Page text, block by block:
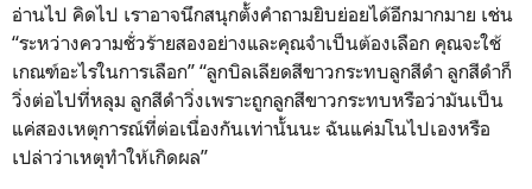
อ่านไป คิดไป เราอาจนึกสนุกตั้งคำถามยิบย่อยได้อีกมากมาย เช่น
“ระหว่างความชั่วร้ายสองอย่างและคุณจำเป็นต้องเลือก คุณจะใช้
เกณฑ์อะไรในการเลือก” “ลูกบิลเลียดสีขาวกระทบลูกสีดำ ลูกสีดำก็
วิ่งต่อไปที่หลุม ลูกสีดำวิ่งเพราะถูกลูกสีขาวกระทบหรือว่ามันเป็น
แค่สองเหตุการณ์ที่ต่อเนื่องกันเท่านั้นนะ ฉันแค่มโนไปเองหรือ
เปล่าว่าเหตุทำให้เกิดผล”